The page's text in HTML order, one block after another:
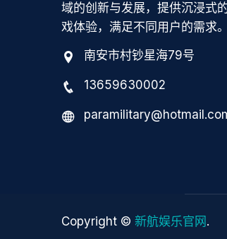
域的创新与发展，提供沉浸式
戏体验，满足不同用户的需求。
南安市村钞星海79号
13659630002
Copyright © 新航娱乐官网 .